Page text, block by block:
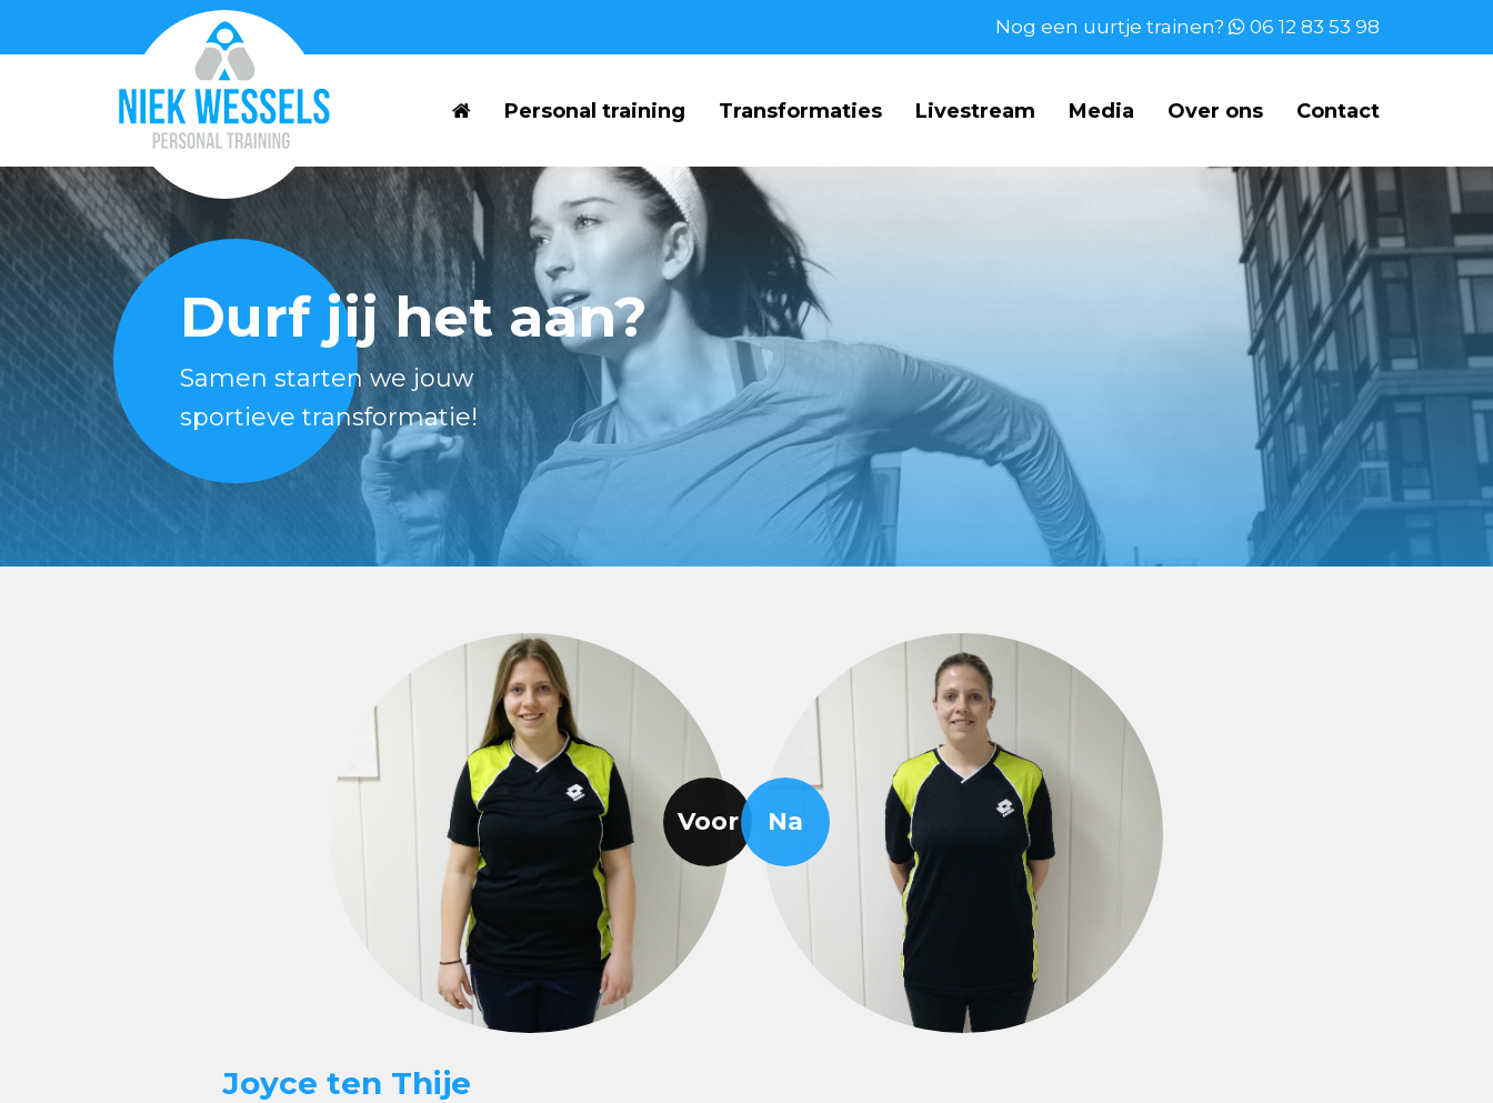
Nog een uurtje trainen? 06 12 83 53 98
Personal training Transformaties Livestream Media Over ons Contact
Durf jij het aan?
Samen starten we jouw
sportieve transformatie!
Joyce ten Thije